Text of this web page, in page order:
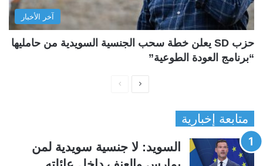
آخر الأخبار
حزب SD يعلن خطة سحب الجنسية السويدية من حامليها
“برنامج العودة الطوعية”
ح
ح
متابعة إخبارية
السويد: لا جنسية سويدية لمن